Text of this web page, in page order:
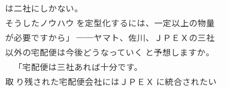
は二社にしかない。
そうしたノウハウ を定型化するには、一定以上の物量
が必要ですから」 ──ヤマト、佐川、ＪＰＥＸの三社
以外の宅配便は今後どうなっていく と予想しますか。
「宅配便は三社あれば十分です。
取 り残された宅配便会社にはＪＰＥＸ に統合されたい